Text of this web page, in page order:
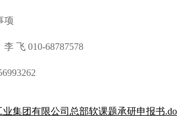
项
飞 010-68787578
集团有限公司总部软课题承研申报书